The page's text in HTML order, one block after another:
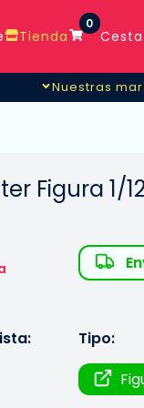
Tienda
0
Nuestras
Figura 1/
Tipo: